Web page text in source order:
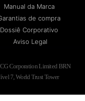
Manual da Marca
de compra
Dossiê Corporativo
Aviso Legal
Corporation Limited BRN
7, World Trust Tower